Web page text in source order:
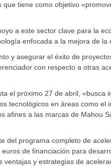
tiene como objetivo
a este sector clave para la
enfocada a la mejora de la
y asegurar el éxito de
con respecto a otras
el próximo 27 de abril, «busca
tecnológicos en áreas como el
afines a las marcas de Mahou
del programa completo de
de financiación para
y estrategias de